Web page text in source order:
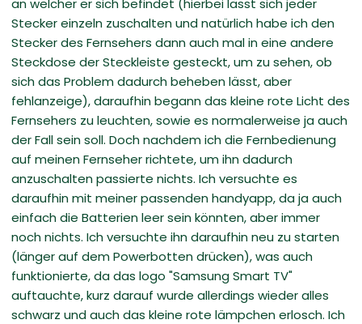
Stecker einzeln zuschalten und natürlich habe ich den
Stecker des Fernsehers dann auch mal in eine andere
Steckdose der Steckleiste gesteckt, um zu sehen, ob
sich das Problem dadurch beheben lässt, aber
fehlanzeige), daraufhin begann das kleine rote Licht des
Fernsehers zu leuchten, sowie es normalerweise ja auch
der Fall sein soll. Doch nachdem ich die Fernbedienung
auf meinen Fernseher richtete, um ihn dadurch
anzuschalten passierte nichts. Ich versuchte es
daraufhin mit meiner passenden handyapp, da ja auch
einfach die Batterien leer sein könnten, aber immer
noch nichts. Ich versuchte ihn daraufhin neu zu starten
(länger auf dem Powerbotten drücken), was auch
funktionierte, da das logo "Samsung Smart TV"
auftauchte, kurz darauf wurde allerdings wieder alles
schwarz und auch das kleine rote lämpchen erlosch. Ich